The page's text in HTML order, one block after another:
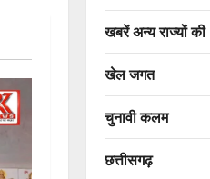
खबरें अन्य राज्यों की
खेल जगत
चुनावी कलम
छत्तीसगढ़